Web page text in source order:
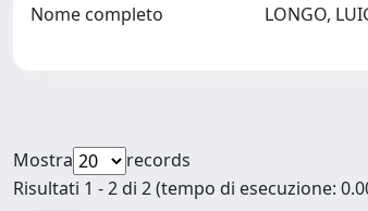
Nome completo LONGO,
Mostra
records
Risultati 1 - 2 di 2 (tempo di esecuzione: